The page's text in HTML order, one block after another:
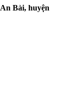
Bài, huyện